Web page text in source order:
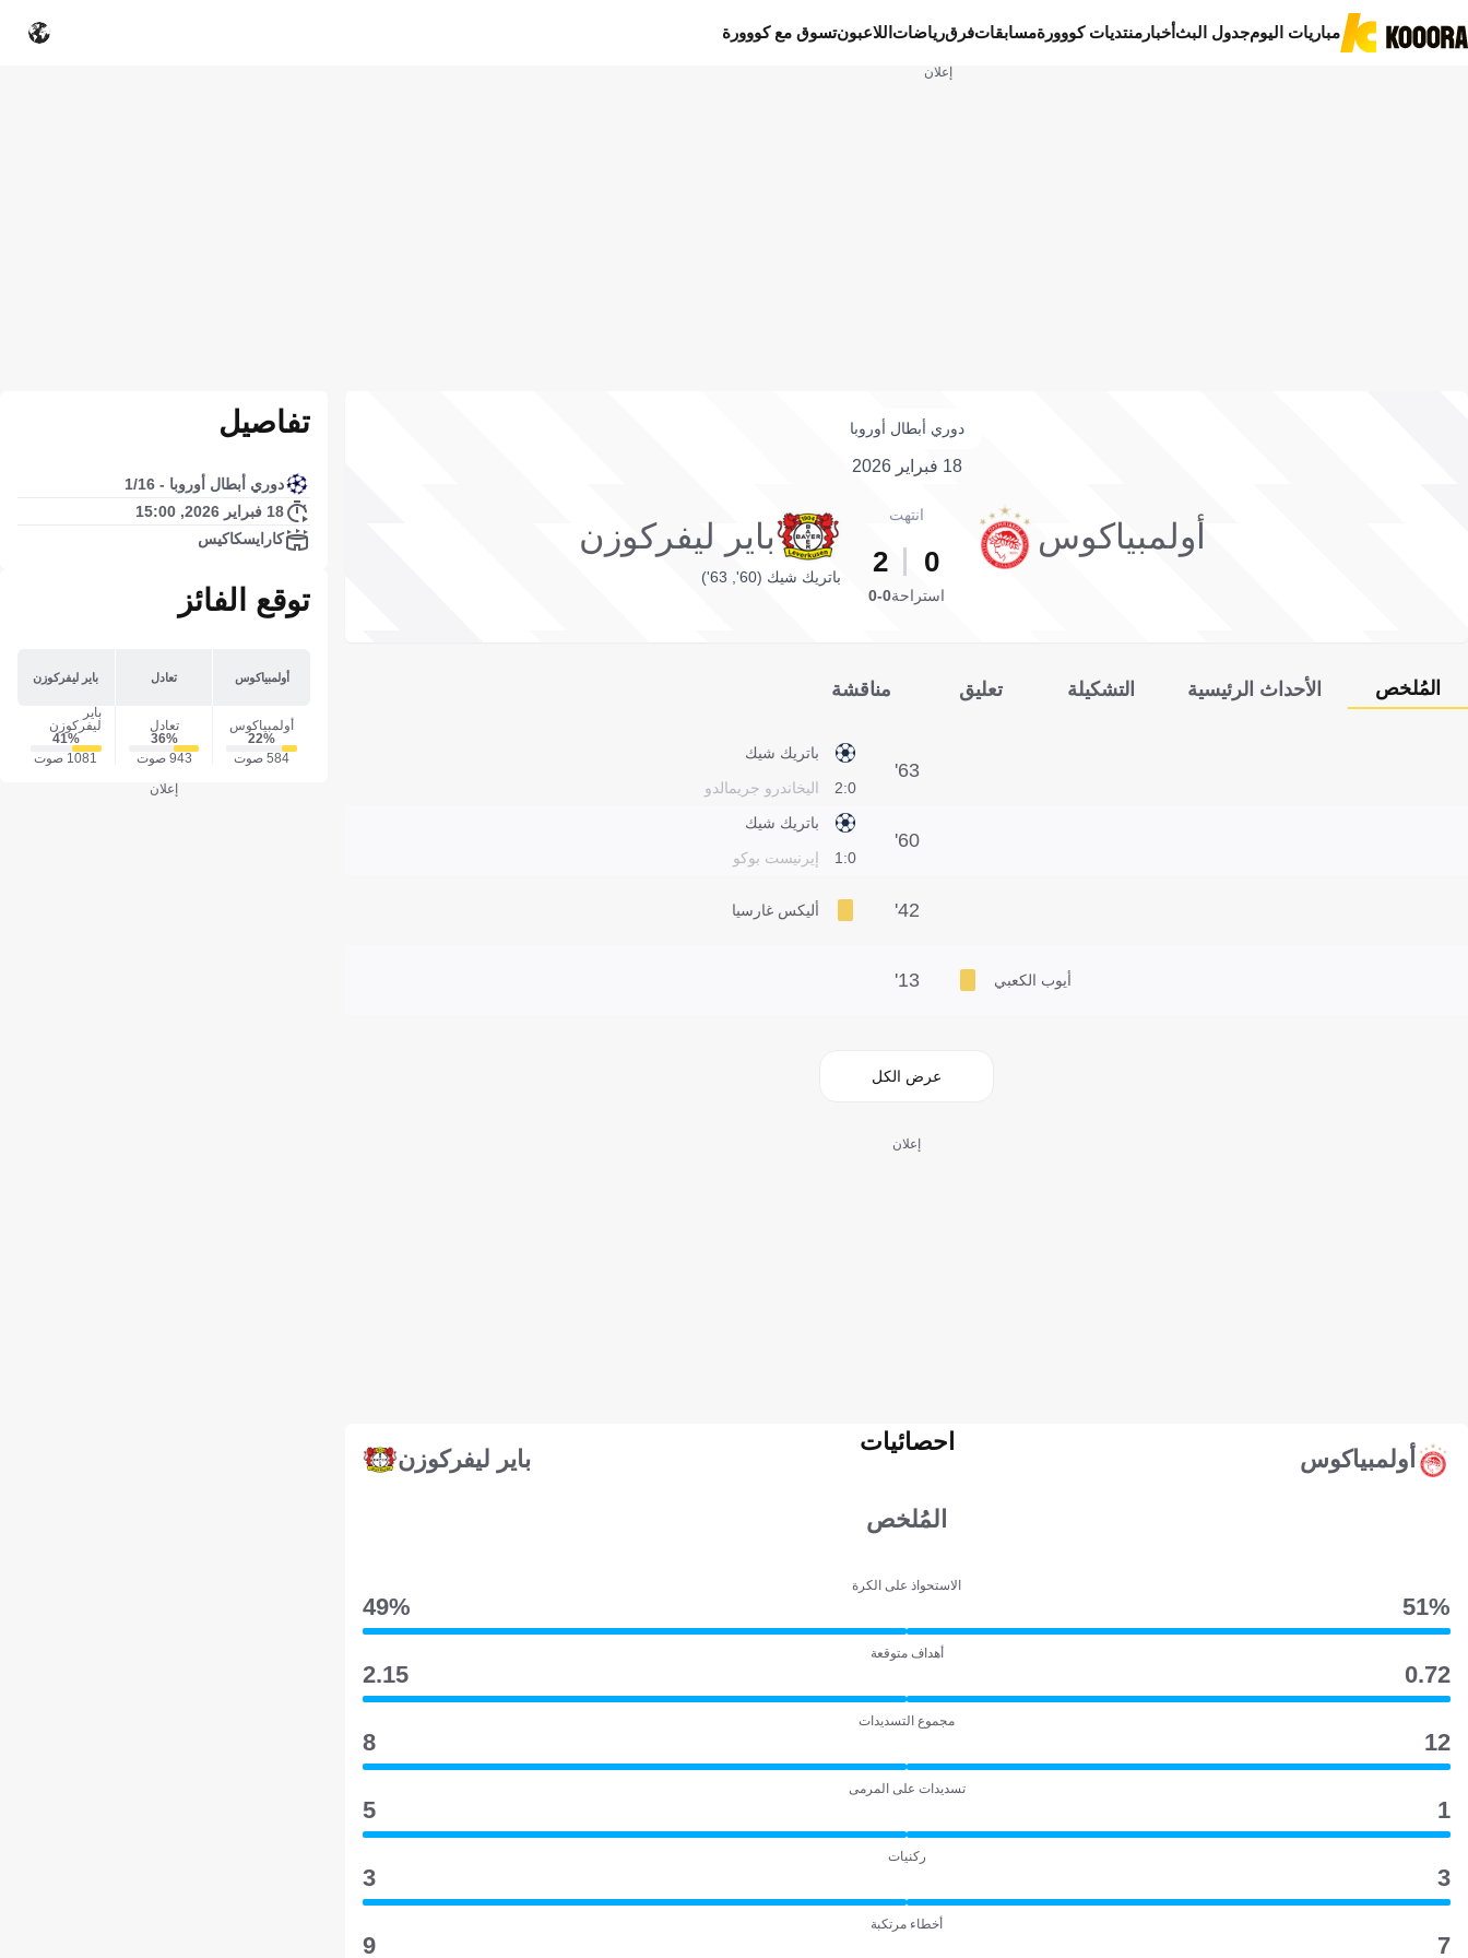
مباريات اليومجدول البثأخبار منتديات كووورةمسابقاتفرقرياضات اللاعبونتسوق مع كووورة
إعلان
دوري أبطال أوروبا
18 فبراير 2026
أولمبياكوس
انتهت
0
2
باير ليفركوزن
باتريك شيك (60', 63')
استراحة0-0
المُلخص الأحداث الرئيسية التشكيلة تعليق مناقشة
0:2
باتريك شيك
اليخاندرو جريمالدو
63'
0:1
باتريك شيك
إيرنيست بوكو
60'
أليكس غارسيا 42'
أيوب الكعبي 13'
عرض الكل
إعلان
أولمبياكوس
احصائيات
باير ليفركوزن
المُلخص
الاستحواذ على الكرة
51‎%‎
49‎%‎
أهداف متوقعة
0.72
2.15
مجموع التسديدات
12
8
تسديدات على المرمى
1
5
ركنيات
3
3
أخطاء مرتكبة
7
9
تفاصيل
دوري أبطال أوروبا - 1/16
18 فبراير 2026, 15:00
كارايسكاكيس
توقع الفائز
أولمبياكوس تعادل باير ليفركوزن
أولمبياكوس
22‎%‎
584 صوت
تعادل
36‎%‎
943 صوت
باير
ليفركوزن
41‎%‎
1081 صوت
إعلان